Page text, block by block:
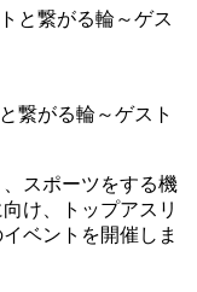
繋がる輪～ゲスト
スポーツをする機
け、トップアスリ
ベントを開催しま